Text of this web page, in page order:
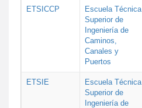
ETSICCP
Escuela Técnica
Superior de
Ingeniería de
Caminos,
Canales y
Puertos
ETSIE
Escuela Técnica
Superior de
Ingeniería de